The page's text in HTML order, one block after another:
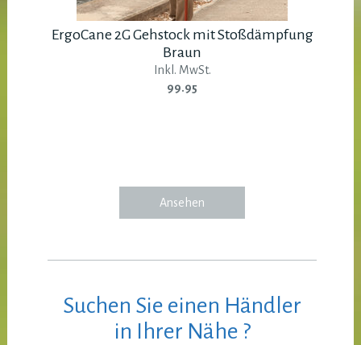
ErgoCane 2G Gehstock mit Stoßdämpfung
Braun
Inkl. MwSt.
99.95
Ansehen
Suchen Sie einen Händler
in Ihrer Nähe ?